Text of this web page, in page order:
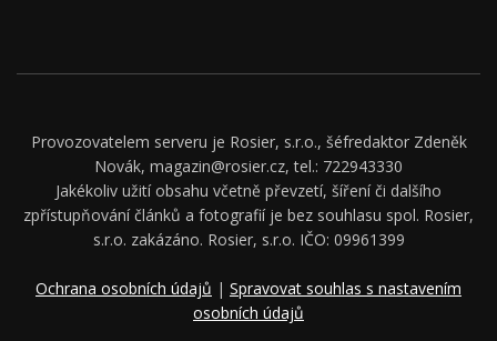
Provozovatelem serveru je Rosier, s.r.o., šéfredaktor Zdeněk
Novák, magazin@rosier.cz, tel.: 722943330
Jakékoliv užití obsahu včetně převzetí, šíření či dalšího
zpřístupňování článků a fotografií je bez souhlasu spol. Rosier,
s.r.o. zakázáno. Rosier, s.r.o. IČO: 09961399
Ochrana osobních údajů | Spravovat souhlas s nastavením
osobních údajů